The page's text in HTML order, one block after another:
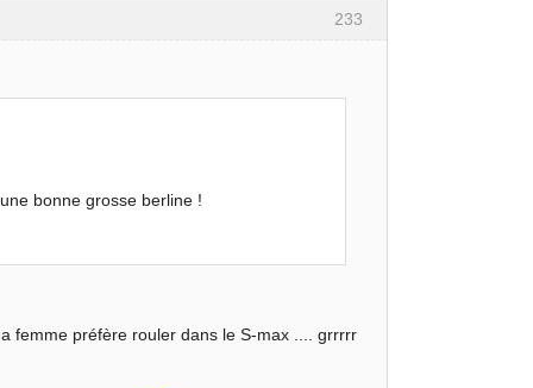
233
bonne grosse berline !
femme préfère rouler dans le S-max .... grrrrr